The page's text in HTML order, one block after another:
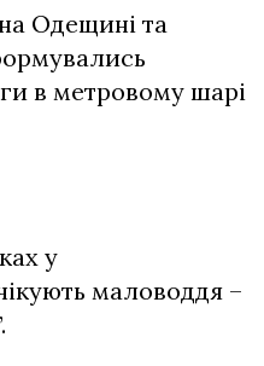
Одещині та
в метровому шарі
у
маловоддя –